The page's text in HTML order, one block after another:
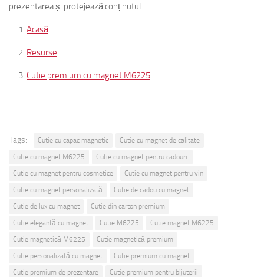
prezentarea și protejează conținutul.
Acasă
Resurse
Cutie premium cu magnet M6225
Tags: Cutie cu capac magnetic
Cutie cu magnet de calitate
Cutie cu magnet M6225
Cutie cu magnet pentru cadouri.
Cutie cu magnet pentru cosmetice
Cutie cu magnet pentru vin
Cutie cu magnet personalizată
Cutie de cadou cu magnet
Cutie de lux cu magnet
Cutie din carton premium
Cutie elegantă cu magnet
Cutie M6225
Cutie magnet M6225
Cutie magnetică M6225
Cutie magnetică premium
Cutie personalizată cu magnet
Cutie premium cu magnet
Cutie premium de prezentare
Cutie premium pentru bijuterii